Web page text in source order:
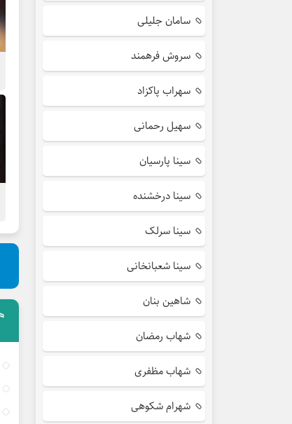
سامان جلیلی
سروش فرهمند
سهراب پاکزاد
سهیل رحمانی
سینا پارسیان
سینا درخشنده
سینا سرلک
سینا شعبانخانی
شاهین بنان
شهاب رمضان
شهاب مظفری
شهرام شکوهی